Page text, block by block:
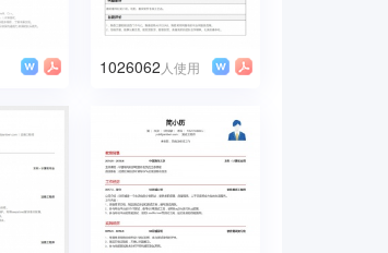
1026062 人使用